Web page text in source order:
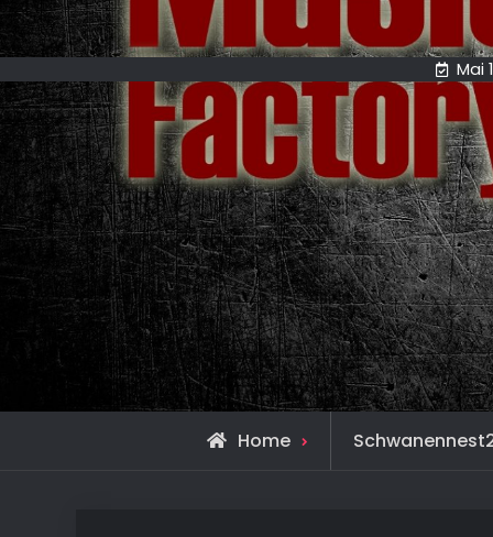
Mai
Home